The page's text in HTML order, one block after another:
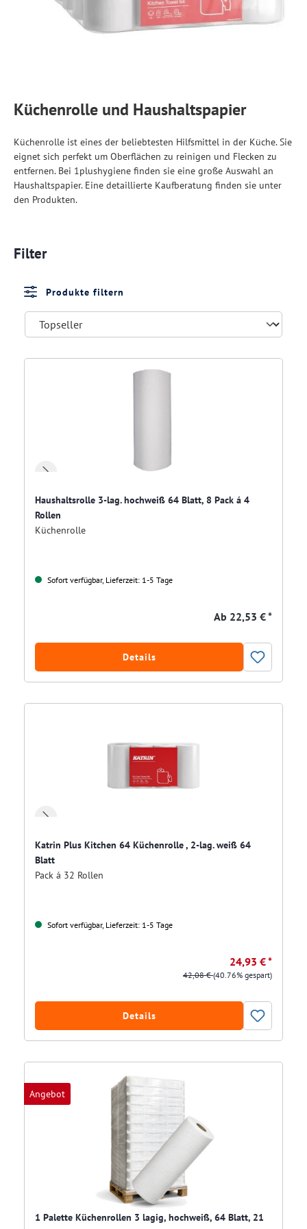
Küchenrolle und Haushaltspapier
Küchenrolle ist eines der beliebtesten Hilfsmittel in der Küche. Sie
eignet sich perfekt um Oberflächen zu reinigen und Flecken zu
entfernen. Bei 1plushygiene finden sie eine große Auswahl an
Haushaltspapier. Eine detaillierte Kaufberatung finden sie unter
den Produkten.
Filter
Produkte filtern
Haushaltsrolle 3-lag. hochweiß 64 Blatt, 8 Pack á 4
Rollen
Küchenrolle
Sofort verfügbar, Lieferzeit: 1-5 Tage
Ab 22,53 € *
Details
Katrin Plus Kitchen 64 Küchenrolle , 2-lag. weiß 64
Blatt
Pack á 32 Rollen
Sofort verfügbar, Lieferzeit: 1-5 Tage
24,93 € *
42,08 €(40.76% gespart)
Details
Angebot
1 Palette Küchenrollen 3 lagig, hochweiß, 64 Blatt, 21